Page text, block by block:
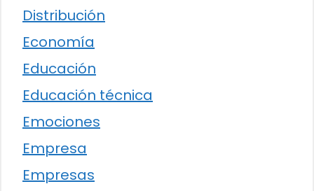
Distribución
Economía
Educación
Educación técnica
Emociones
Empresa
Empresas